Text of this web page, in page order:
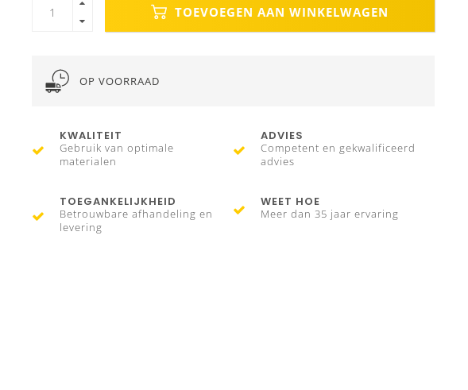
TOEVOEGEN AAN WINKELWAGEN
OP VOORRAAD
KWALITEIT
Gebruik van optimale
materialen
ADVIES
Competent en gekwalificeerd
advies
TOEGANKELIJKHEID
Betrouwbare afhandeling en
levering
WEET HOE
Meer dan 35 jaar ervaring